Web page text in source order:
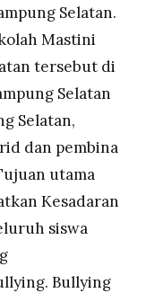
Selatan.
Mastini
tersebut di
Selatan
Selatan,
dan pembina
utama
Kesadaran
siswa
Bullying